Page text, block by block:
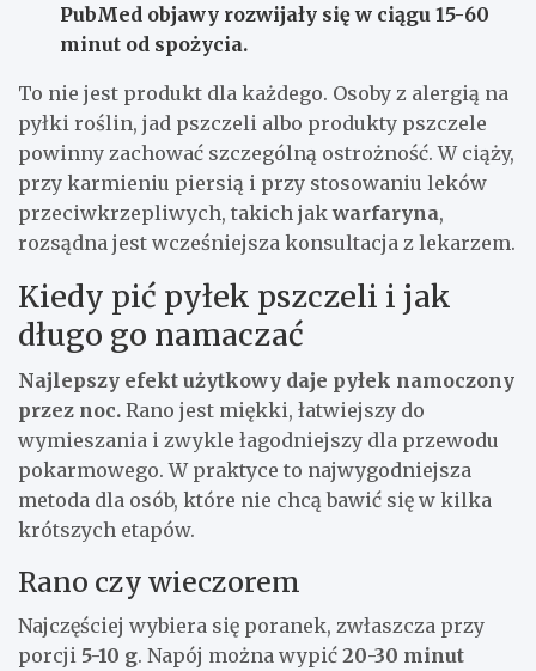
PubMed objawy rozwijały się w ciągu 15-60
minut od spożycia.
To nie jest produkt dla każdego. Osoby z alergią na
pyłki roślin, jad pszczeli albo produkty pszczele
powinny zachować szczególną ostrożność. W ciąży,
przy karmieniu piersią i przy stosowaniu leków
przeciwkrzepliwych, takich jakwarfaryna,
rozsądna jest wcześniejsza konsultacja z lekarzem.
Kiedy pić pyłek pszczeli i jak
długo go namaczać
Najlepszy efekt użytkowy daje pyłek namoczony
przez noc. Rano jest miękki, łatwiejszy do
wymieszania i zwykle łagodniejszy dla przewodu
pokarmowego. W praktyce to najwygodniejsza
metoda dla osób, które nie chcą bawić się w kilka
krótszych etapów.
Rano czy wieczorem
Najczęściej wybiera się poranek, zwłaszcza przy
porcji 5-10 g. Napój można wypić 20-30 minut